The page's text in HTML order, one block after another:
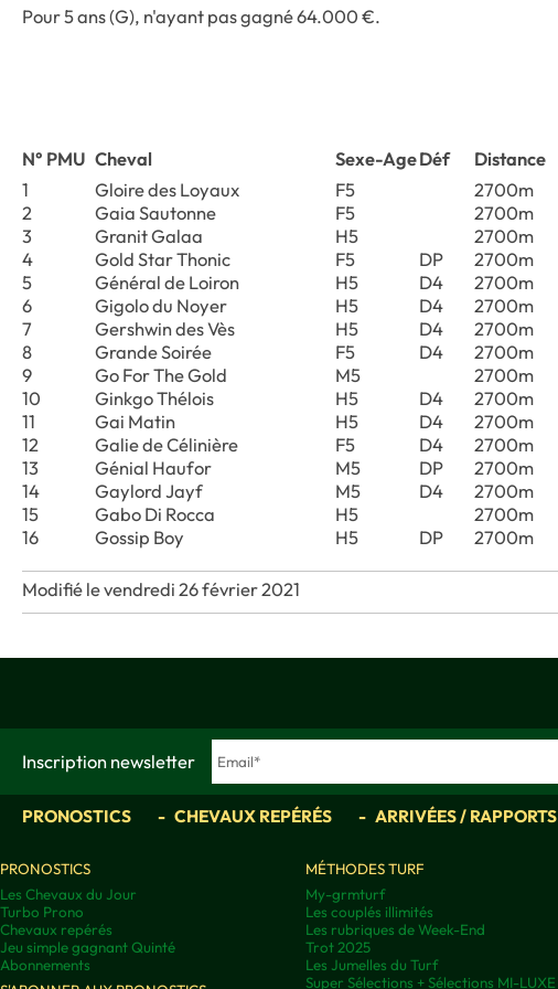
Pour 5 ans (G), n'ayant pas gagné 64.000 €.
N° PMU Cheval Sexe-AgeDéf Distance
1
Gloire des Loyaux F5 2700m
2
Gaia Sautonne F5 2700m
3
Granit Galaa H5 2700m
4
Gold Star Thonic F5 DP 2700m
5
Général de Loiron H5 D4 2700m
6
Gigolo du Noyer H5 D4 2700m
7
Gershwin des Vès H5 D4 2700m
8
Grande Soirée F5 D4 2700m
9
Go For The Gold M5 2700m
10
Ginkgo Thélois H5 D4 2700m
11
Gai Matin H5 D4 2700m
12
Galie de Célinière F5 D4 2700m
13
Génial Haufor M5 DP 2700m
14
Gaylord Jayf M5 D4 2700m
15
Gabo Di Rocca H5 2700m
16
Gossip Boy H5 DP 2700m
Modifié le vendredi 26 février 2021
Inscription newsletter
PRONOSTICS CHEVAUX REPÉRÉS ARRIVÉES / RAPPORTS
PRONOSTICS
Les Chevaux du Jour
Turbo Prono
Chevaux repérés
Jeu simple gagnant Quinté
Abonnements
MÉTHODES TURF
My-grmturf
Les couplés illimités
Les rubriques de Week-End
Trot 2025
Les Jumelles du Turf
Super Sélections + Sélections MI-LUXE